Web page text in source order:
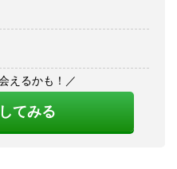
えるかも！／
てみる